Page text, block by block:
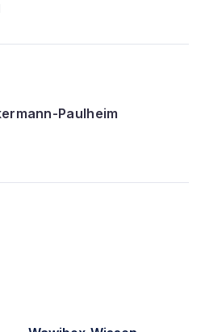
Paulheim